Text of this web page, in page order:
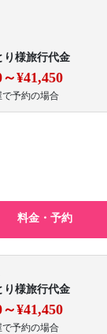
り様旅行代金
¥41,450
予約の場合
料金・予約
り様旅行代金
¥41,450
予約の場合